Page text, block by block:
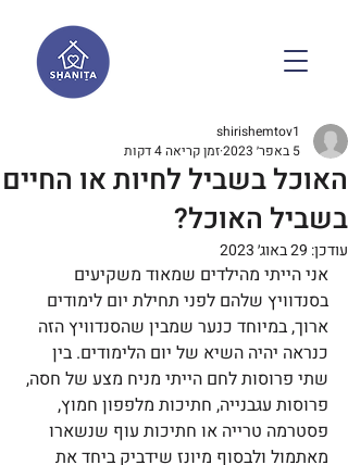
האוכל בשביל לחיות או החיים
בשביל האוכל?
shirishemtov1
5 באפר׳ 2023
זמן קריאה 4 דקות
עודכן: 29 באוג׳ 2023
אני הייתי מהילדים שמאוד משקיעים
בסנדוויץ שלהם לפני תחילת יום לימודים
ארוך, במיוחד כנער שמבין שהסנדוויץ הזה
כנראה יהיה השיא של יום הלימודים. בין
שתי פרוסות לחם הייתי מניח מצע של חסה,
פרוסות עגבנייה, חתיכות מלפפון חמוץ,
פסטרמה טרייה או חתיכות עוף שנשארו
מאתמול ולבסוף מיונז שידביק ביחד את